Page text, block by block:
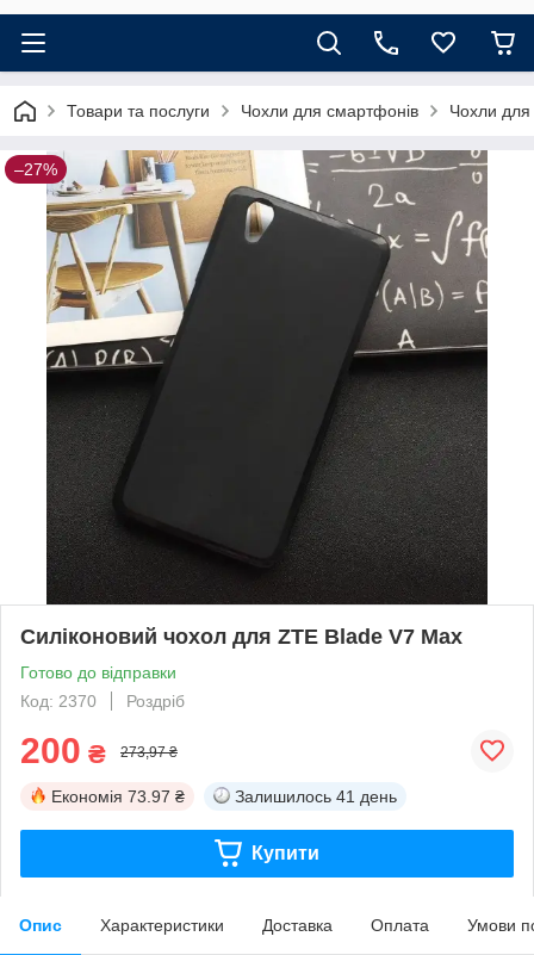
Товари та послуги Чохли для смартфонів Чохли
–27%
Силіконовий чохол для ZTE Blade V7 Max
Готово до відправки
Код: 2370
Роздріб
200 ₴ 273,97 ₴
Економія 73.97 ₴ Залишилось 41 день
Купити
Опис Характеристики Доставка Оплата Умови